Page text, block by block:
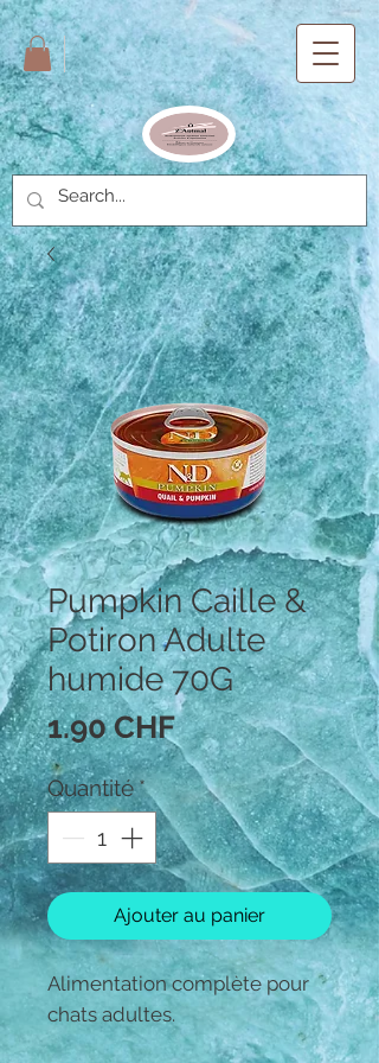
Pumpkin Caille &
Potiron Adulte
humide 70G
1.90 CHFPrix
Quantité*
Ajouter au panier
Alimentation complète pour
chats adultes.